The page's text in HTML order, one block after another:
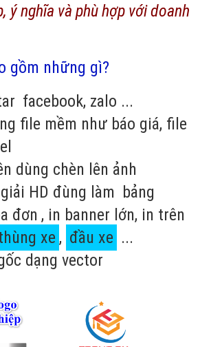
ý nghĩa và phù hợp với doanh
gồm những gì?
facebook, zalo ...
file mềm như báo giá, file
dùng chèn lên ảnh
HD đùng làm bảng
đơn , in banner lớn, in trên
xe , đầu xe ...
dạng vector